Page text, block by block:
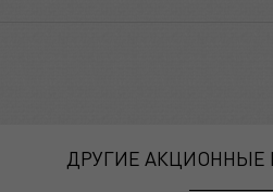
ДРУГИЕ